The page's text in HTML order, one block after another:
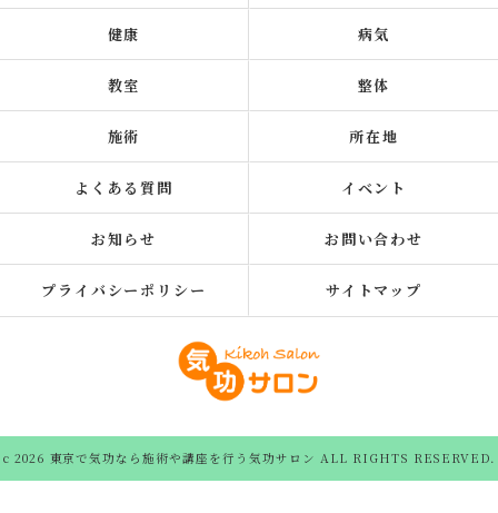
健康 病気
教室 整体
施術 所在地
よくある質問 イベント
お知らせ お問い合わせ
プライバシーポリシー サイトマップ
c 2026 東京で気功なら施術や講座を行う気功サロン ALL RIGHTS RESERVED.